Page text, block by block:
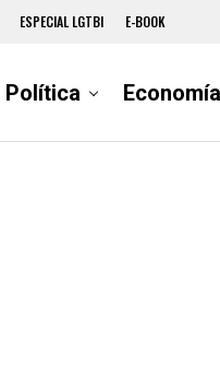
ESPECIAL LGTBI E-BOOK
Política Economía